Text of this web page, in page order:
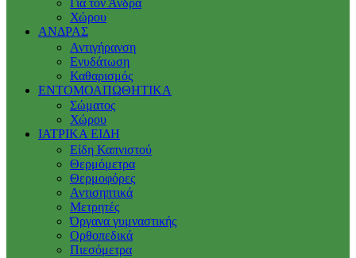
Για τον Άνδρα
Χώρου
ΑΝΔΡΑΣ
Αντιγήρανση
Ενυδάτωση
Καθαρισμός
ΕΝΤΟΜΟΑΠΩΘΗΤΙΚΑ
Σώματος
Χώρου
ΙΑΤΡΙΚΑ ΕΙΔΗ
Είδη Καπνιστού
Θερμόμετρα
Θερμοφόρες
Αντισηπτικά
Μετρητές
Όργανα γυμναστικής
Ορθοπεδικά
Πιεσόμετρα